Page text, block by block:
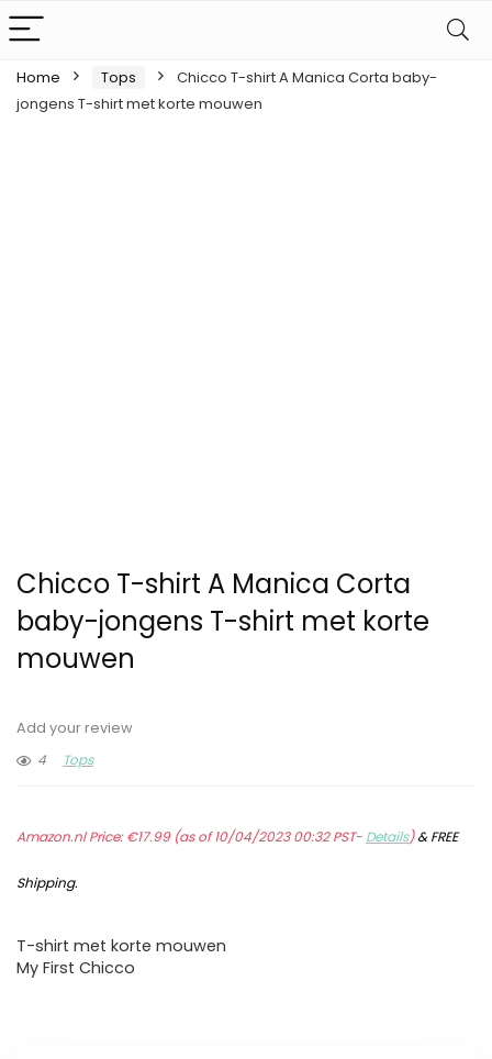
Home Tops
Chicco T-shirt A Manica Corta baby-
jongens T-shirt met korte mouwen
Chicco T-shirt A Manica Corta
baby-jongens T-shirt met korte
mouwen
Add your review
4
Tops
Amazon.nl Price:€17.99(as of 10/04/2023 00:32 PST- Details)&FREE
Shipping.
T-shirt met korte mouwen
My First Chicco